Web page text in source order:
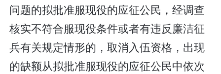
问题的拟批准服现役的应征公民，经调查
核实不符合服现役条件或者有违反廉洁征
兵有关规定情形的，取消入伍资格，出现
的缺额从拟批准服现役的应征公民中依次